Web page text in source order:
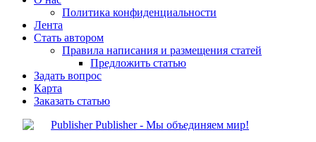
Политика конфиденциальности
Лента
Стать автором
Правила написания и размещения статей
Предложить статью
Задать вопрос
Карта
Заказать статью
Publisher - Мы объединяем мир!